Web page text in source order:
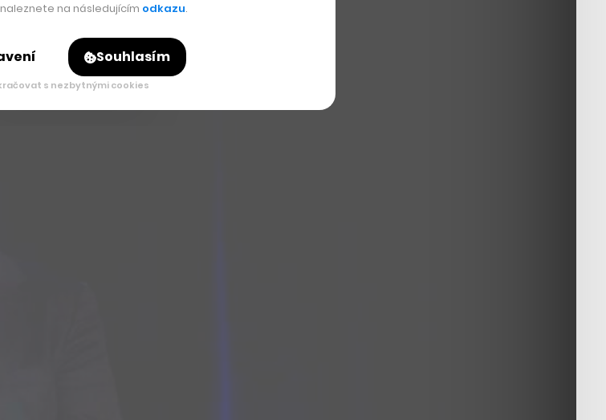
na následujícím odkazu.
Souhlasím
s nezbytnými cookies